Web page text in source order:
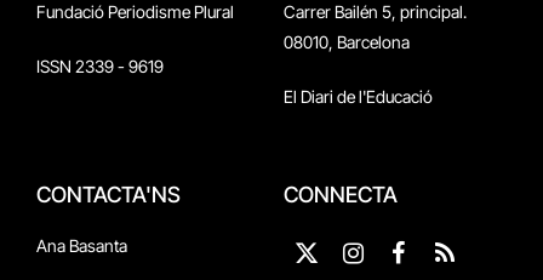
Fundació Periodisme Plural
ISSN 2339 - 9619
Carrer Bailén 5, principal.
08010, Barcelona
El Diari de l'Educació
CONTACTA'NS
Ana Basanta
CONNECTA
X
Instagram
Facebook
RSS